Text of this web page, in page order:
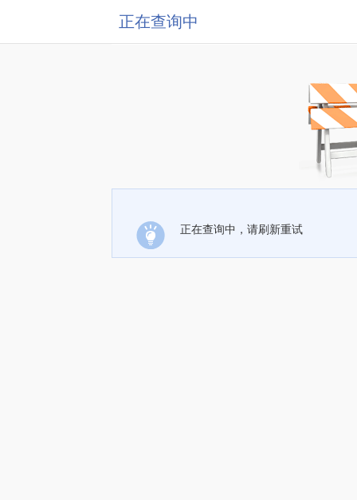
正在查询中
正在查询中，请刷新重试